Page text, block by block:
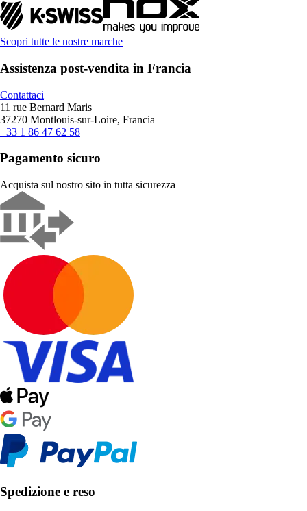
Scopri tutte le nostre marche
Assistenza post-vendita in Francia
Contattaci
11 rue Bernard Maris
37270 Montlouis-sur-Loire, Francia
+33 1 86 47 62 58
Pagamento sicuro
Acquista sul nostro sito in tutta sicurezza
Spedizione e reso